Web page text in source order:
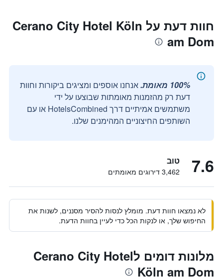
חוות דעת על Cerano City Hotel Köln
am Dom
100% מאומת.
אנחנו אוספים ומציגים ביקורות וחוות
דעת רק מהזמנות מאומתות שבוצעו על ידי
משתמשים אמיתיים דרך HotelsCombined או עם
השותפים החיצוניים המהימנים שלנו.
7.6 טוב
3,462 דירוגים מאומתים
לא נמצאו חוות דעת. מומלץ לנסות להסיר מסננים, לשנות את
החיפוש שלך, או לנקות הכל כדי לעיין בחוות הדעת.
מלונות דומים לCerano City Hotel
Köln am Dom